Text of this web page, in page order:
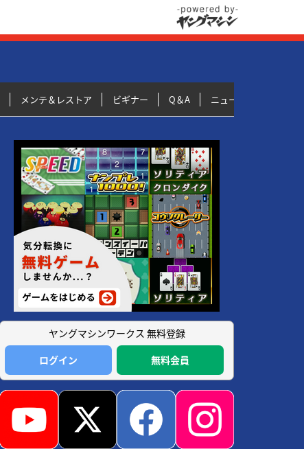
メンテ＆レストア ビギナー Q＆A ニュース＆トピックス
ヤングマシンワークス 無料登録
ログイン
無料会員